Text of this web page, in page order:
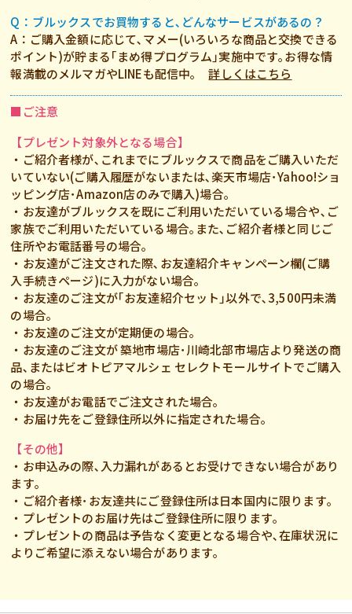
Q：ブルックスでお買物すると､どんなサービスがあるの？
A：ご購入金額に応じて､マメー(いろいろな商品と交換できる
ポイント)が貯まる｢まめ得プログラム｣実施中です｡お得な情
報満載のメルマガやLINEも配信中｡詳しくはこちら
■ご注意
【プレゼント対象外となる場合】
・ご紹介者様が､これまでにブルックスで商品をご購入いただ
いていない(ご購入履歴がないまたは､楽天市場店･Yahoo!ショ
ッピング店･Amazon店のみで購入)場合｡
・お友達がブルックスを既にご利用いただいている場合や､ご
家族でご利用いただいている場合｡また､ご紹介者様と同じご
住所やお電話番号の場合｡
・お友達がご注文された際､お友達紹介キャンペーン欄(ご購
入手続きページ)に入力がない場合｡
・お友達のご注文が｢お友達紹介セット｣以外で､3,500円未満
の場合｡
・お友達のご注文が定期便の場合｡
・お友達のご注文が 築地市場店･川崎北部市場店より発送の商
品､またはビオトピアマルシェ セレクトモールサイトでご購入
の場合｡
・お友達がお電話でご注文された場合｡
・お届け先をご登録住所以外に指定された場合｡
【その他】
・お申込みの際､入力漏れがあるとお受けできない場合があり
ます｡
・ご紹介者様･お友達共にご登録住所は日本国内に限ります｡
・プレゼントのお届け先はご登録住所に限ります｡
・プレゼントの商品は予告なく変更となる場合や､在庫状況に
よりご希望に添えない場合があります｡